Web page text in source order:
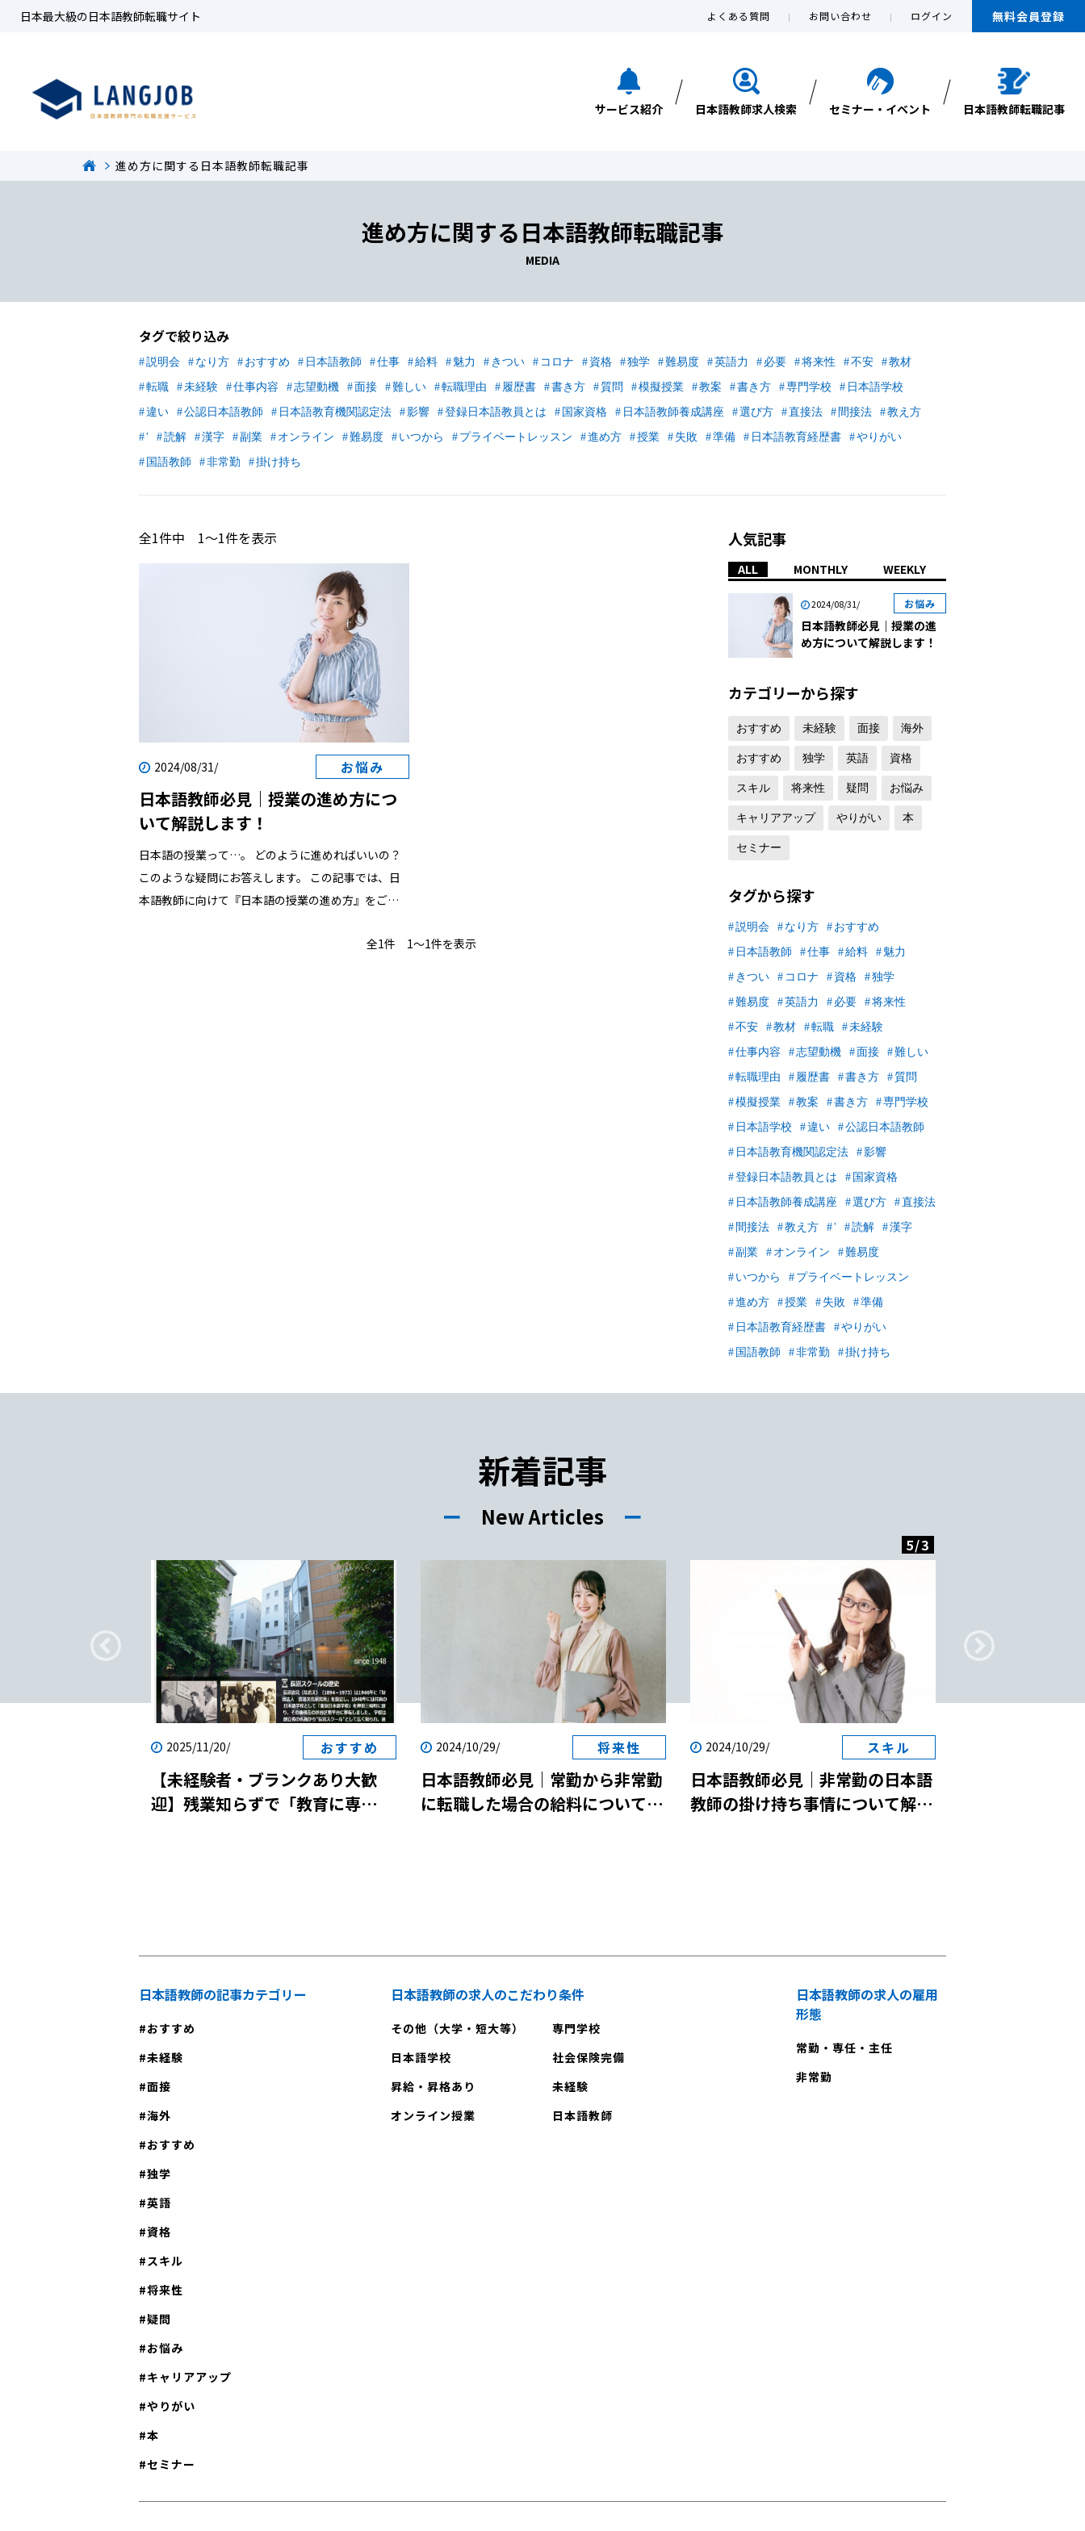
日本最大級の日本語教師転職サイト よくある質問 お問い合わせ ログイン 無料会員登録
サービス紹介 日本語教師求人検索 セミナー・イベント 日本語教師転職記事
進め方に関する日本語教師転職記事
進め方に関する日本語教師転職記事
MEDIA
タグで絞り込み
説明会 なり方 おすすめ 日本語教師 仕事 給料 魅力 きつい コロナ 資格 独学 難易度 英語力 必要 将来性 不安 教材
転職 未経験 仕事内容 志望動機 面接 難しい 転職理由 履歴書 書き方 質問 模擬授業 教案 書き方 専門学校 日本語学校
違い 公認日本語教師 日本語教育機関認定法 影響 登録日本語教員とは 国家資格 日本語教師養成講座 選び方 直接法 間接法 教え方
' 読解 漢字 副業 オンライン 難易度 いつから プライベートレッスン 進め方 授業 失敗 準備 日本語教育経歴書 やりがい
国語教師 非常勤 掛け持ち
全1件中 1〜1件を表示
2024/08/31/ お悩み
日本語教師必見｜授業の進め方につ
いて解説します！
日本語の授業って…。 どのように進めればいいの？
このような疑問にお答えします。 この記事では、日
本語教師に向けて『日本語の授業の進め方』をご紹
い人の特徴」をご紹介していますので、ぜひ最後まで
の進め方とは｜特徴1】コミュニケーション能力が高
進め方とは｜日本語学校への転職を考えている方へ
日本語教師が知っておきたい授業の進め方とは｜基
本的な進め方を紹介 では早速、「日本語の授業の進
め方」をご紹介していきます。一般的に日本語の授業
は、以下の流れで進めていきます。 【日本語教師が
知っておきたい授業の進め方とは｜基本的な進め方
1】導入 授業の始めに、学習者の脳内を日本語学習モ
ードに切り替えるためのウォーミングアップを行い
ます。ウォーミングアップでは、前回の内容を簡単に
振り返ったり、簡単な会話練習をしたりするのが効果
的です。また、最近学んだ単語を確認するのもいいで
使われそうな場面を想定し、「このような状況では
す。これにより、学習者の興味を引き出し、新しい文
法の必要性を実感させることができるため非常に効
クに関連する簡単な会話を行ったり、既習の単語を用
いたゲームを実施したりするといいでしょう。事前に
会話やゲームを行っておけば、学習者の理解度が高
まり、本題へのスムーズな移行が期待できます。
基本的な進め方3】メインコンテンツ 次は、その日の
重要ポイントを詳しく解説したり、練習したりしま
す。例えば、文法の授業では新しい文法を提示し、基
や使い方を定着させるために基本的な練習を行いま
す。一方、読解授業では、さまざまな文章を読み解く
ことで言語理解力を高めます。また、発音やイントネ
ーションの練習を行うことで、自然な話し方を身につ
も、学習者の理解度を確認しながら進め、必要に応
じて補足説明を行うことが重要です。理解度を確かめ
ながら授業を進めることで、個々の学習ニーズに合わ
っておきたい授業の進め方とは｜基本的な進め方4】
全1件 1〜1件を表示
人気記事
ALL MONTHLY WEEKLY
2024/08/31/ お悩み
日本語教師必見｜授業の進
め方について解説します！
カテゴリーから探す
おすすめ 未経験 面接 海外
おすすめ 独学 英語 資格
スキル 将来性 疑問 お悩み
キャリアアップ やりがい 本
セミナー
タグから探す
説明会 なり方 おすすめ
日本語教師 仕事 給料 魅力
きつい コロナ 資格 独学
難易度 英語力 必要 将来性
不安 教材 転職 未経験
仕事内容 志望動機 面接 難しい
転職理由 履歴書 書き方 質問
模擬授業 教案 書き方 専門学校
日本語学校 違い 公認日本語教師
日本語教育機関認定法 影響
登録日本語教員とは 国家資格
日本語教師養成講座 選び方 直接法
間接法 教え方 ' 読解 漢字
副業 オンライン 難易度
いつから プライベートレッスン
進め方 授業 失敗 準備
日本語教育経歴書 やりがい
国語教師 非常勤 掛け持ち
新着記事
ー New Articles ー
2025/11/20/ おすすめ
【未経験者・ブランクあり大歓
迎】残業知らずで「教育に専
2024/10/29/ 将来性
日本語教師必見｜常勤から非常勤
に転職した場合の給料について解
2024/10/29/ スキル
日本語教師必見｜非常勤の日本語
教師の掛け持ち事情について解
5/3
日本語教師の記事カテゴリー
おすすめ
未経験
面接
海外
おすすめ
独学
英語
資格
スキル
将来性
疑問
お悩み
キャリアアップ
やりがい
本
セミナー
日本語教師の求人のこだわり条件
その他（大学・短大等）
専門学校
日本語学校
社会保険完備
昇給・昇格あり
未経験
オンライン授業
日本語教師
日本語教師の求人の雇用
形態
常勤・専任・主任
非常勤